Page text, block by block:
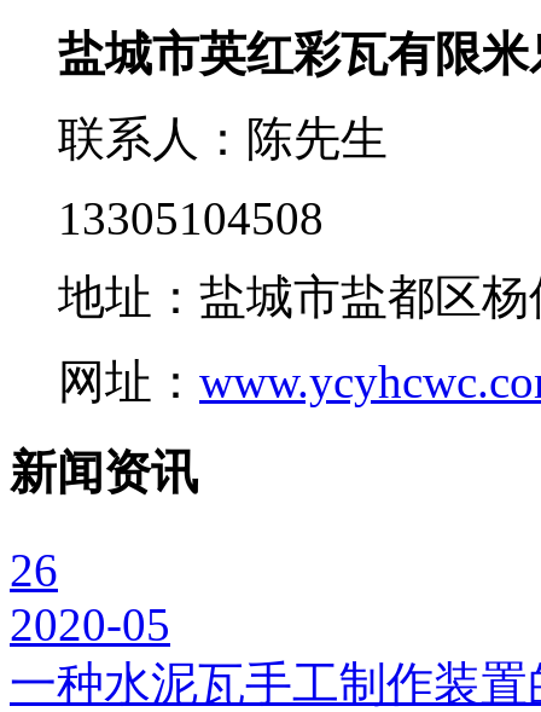
盐城市英红彩瓦有限
联系人：陈先生
13305104508
地址：盐城市盐都区
网址：
新闻资讯
26
2020-05
一种水泥瓦手工制作装